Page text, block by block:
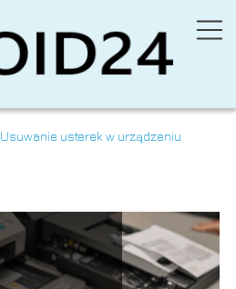
Usuwanie usterek w urządzeniu